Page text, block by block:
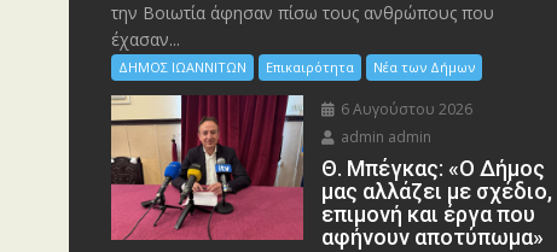
την Bοιωτία άφησαν πίσω τους ανθρώπους που
έχασαν...
ΔΗΜΟΣ ΙΩΑΝΝΙΤΩΝ Επικαιρότητα Νέα των Δήμων
6 Αυγούστου 2026
admin admin
Θ. Μπέγκας: «Ο Δήμος
μας αλλάζει με σχέδιο,
επιμονή και έργα που
αφήνουν αποτύπωμα»